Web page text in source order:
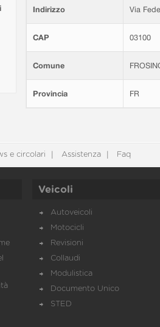
Indirizzo Via
CAP 03100
Comune
Provincia FR
e circolari Assistenza Faq
Veicoli
Autoveicoli
Motocicli
Revisioni
Collaudi
Modulistica
Documento Unico
STED